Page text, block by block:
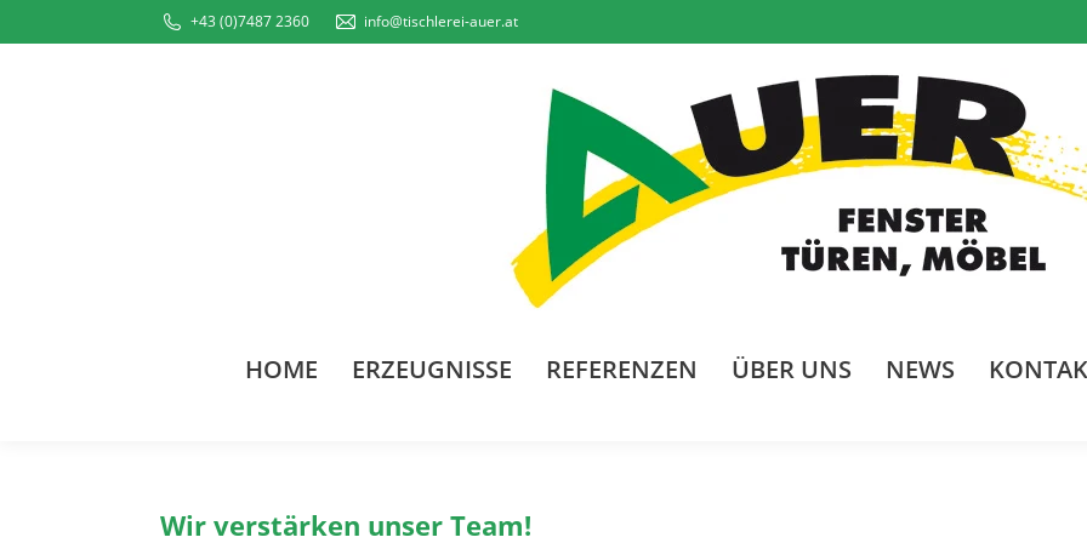
+43 (0)7487 2360 info@tischlerei-auer.at
HOME ERZEUGNISSE REFERENZEN ÜBER UNS NEWS
Wir verstärken unser Team!